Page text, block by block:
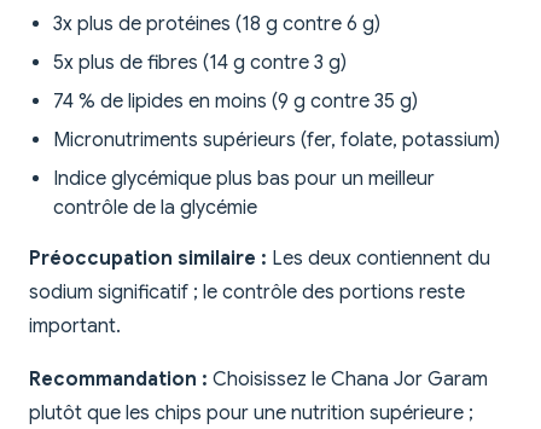
3x plus de protéines (18 g contre 6 g)
5x plus de fibres (14 g contre 3 g)
74 % de lipides en moins (9 g contre 35 g)
Micronutriments supérieurs (fer, folate, potassium)
Indice glycémique plus bas pour un meilleur
contrôle de la glycémie
Préoccupation similaire : Les deux contiennent du
sodium significatif ; le contrôle des portions reste
important.
Recommandation : Choisissez le Chana Jor Garam
plutôt que les chips pour une nutrition supérieure ;